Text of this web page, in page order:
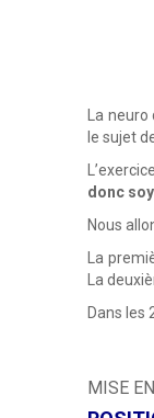
La
le sujet
donc
Nous
La
La
Dans les
MISE